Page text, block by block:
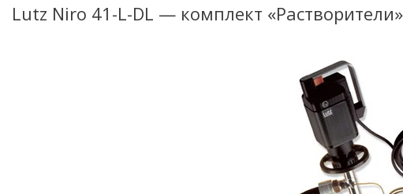
Lutz Niro 41-L-DL — комплект